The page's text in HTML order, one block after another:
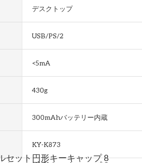
デスクトップ
USB/PS/2
<5mA
430g
300mAhバッテリー内蔵
KY-K873